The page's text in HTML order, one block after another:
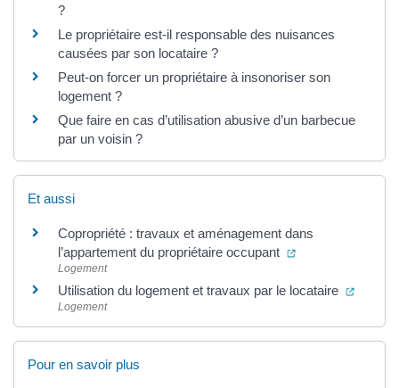
?
Le propriétaire est-il responsable des nuisances
causées par son locataire ?
Peut-on forcer un propriétaire à insonoriser son
logement ?
Que faire en cas d’utilisation abusive d’un barbecue
par un voisin ?
Et aussi
Copropriété : travaux et aménagement dans
l’appartement du propriétaire occupant
(ouverture dans
Logement
Utilisation du logement et travaux par le locataire
Logement
Pour en savoir plus